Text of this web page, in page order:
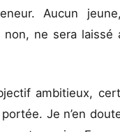
Aucun
non, ne sera laissé
ambitieux,
Je n’en